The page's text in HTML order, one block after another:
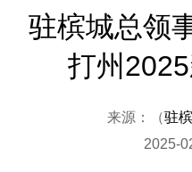
驻槟城总领
打州
来源：（驻
2025-